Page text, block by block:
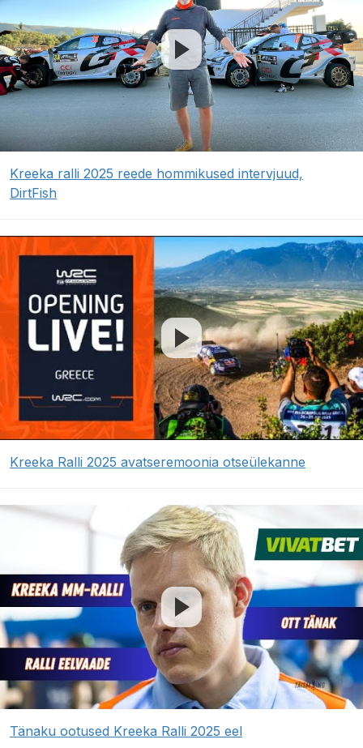
Kreeka ralli 2025 reede hommikused intervjuud,
DirtFish
Kreeka Ralli 2025 avatseremoonia otseülekanne
Tänaku ootused Kreeka Ralli 2025 eel